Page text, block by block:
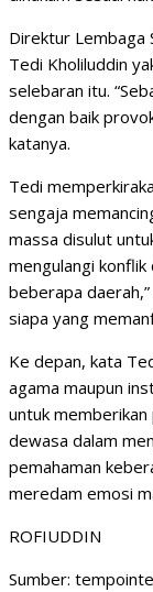
Direktur Lembaga
Tedi Kholiluddin
selebaran itu.
dengan baik
katanya.
Tedi
sengaja
massa disulut
mengulangi
beberapa
siapa yang
Ke depan, kata
agama maupun
untuk
dewasa dalam
pemahaman
meredam emosi
ROFIUDDIN
Sumber: